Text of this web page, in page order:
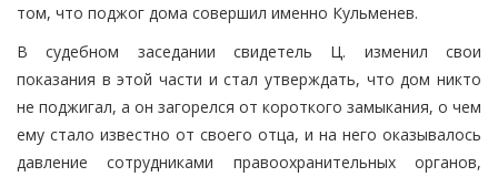
том, что поджог дома совершил именно Кульменев.
В судебном заседании свидетель Ц. изменил свои
показания в этой части и стал утверждать, что дом никто
не поджигал, а он загорелся от короткого замыкания, о чем
ему стало известно от своего отца, и на него оказывалось
давление сотрудниками правоохранительных органов,